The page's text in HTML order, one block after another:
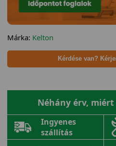
Márka: Kelton
Kérdése van?
Néhány érv,
Ingyenes
szállítás